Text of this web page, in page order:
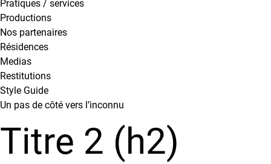
Pratiques / services
Productions
Nos partenaires
Résidences
Medias
Restitutions
Style Guide
Un pas de côté vers l’inconnu
Titre 2 (h2)